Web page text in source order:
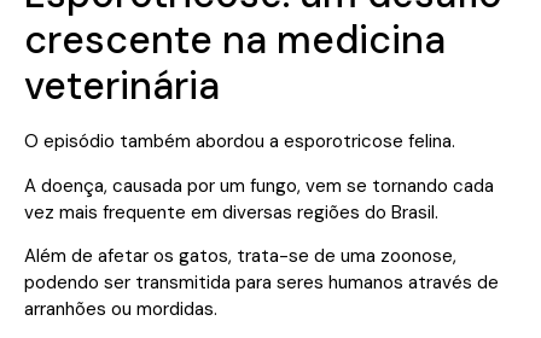
crescente na medicina
veterinária
O episódio também abordou a esporotricose felina.
A doença, causada por um fungo, vem se tornando cada
vez mais frequente em diversas regiões do Brasil.
Além de afetar os gatos, trata-se de uma zoonose,
podendo ser transmitida para seres humanos através de
arranhões ou mordidas.